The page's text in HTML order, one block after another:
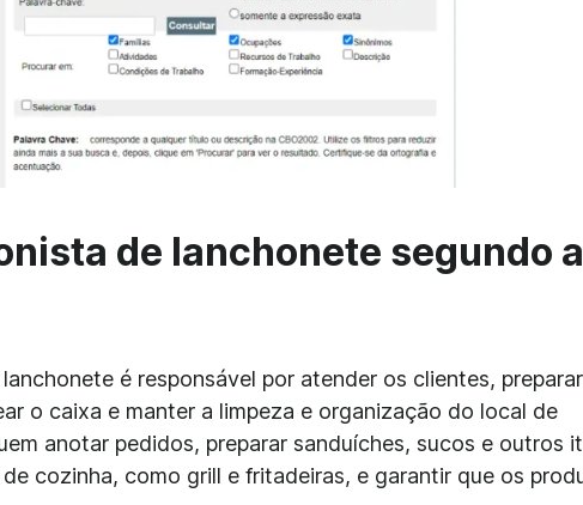
de lanchonete segundo a
é responsável por atender os clientes,
o caixa e manter a limpeza e organização do local de
anotar pedidos, preparar sanduíches, sucos e outros
cozinha, como grill e fritadeiras, e garantir que os